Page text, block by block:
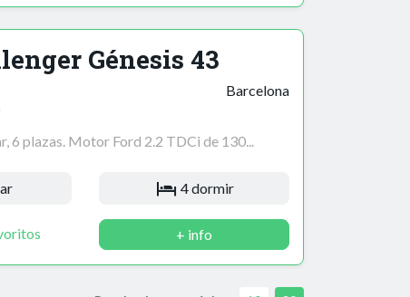
Génesis 43
Barcelona
6 plazas. Motor Ford 2.2 TDCi de 130...
4 dormir
+ info